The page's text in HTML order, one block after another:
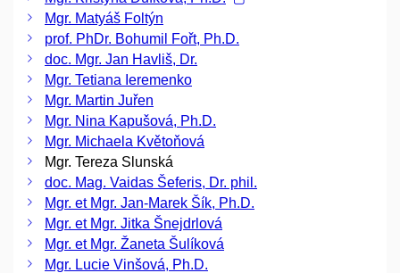
Mgr. Matyáš Foltýn
prof. PhDr. Bohumil Fořt, Ph.D.
doc. Mgr. Jan Havliš, Dr.
Mgr. Tetiana Ieremenko
Mgr. Martin Juřen
Mgr. Nina Kapušová, Ph.D.
Mgr. Michaela Květoňová
Mgr. Tereza Slunská
doc. Mag. Vaidas Šeferis, Dr. phil.
Mgr. et Mgr. Jan-Marek Šík, Ph.D.
Mgr. et Mgr. Jitka Šnejdrlová
Mgr. et Mgr. Žaneta Šulíková
Mgr. Lucie Vinšová, Ph.D.